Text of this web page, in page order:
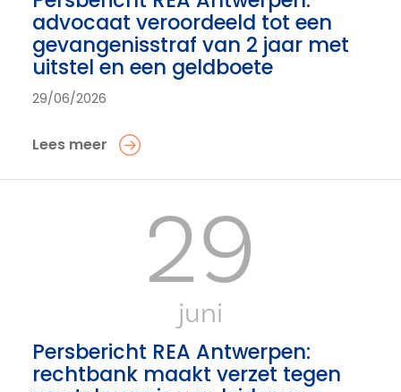
advocaat veroordeeld tot een
gevangenisstraf van 2 jaar met
uitstel en een geldboete
29/06/2026
Lees meer
29
juni
Persbericht REA Antwerpen:
rechtbank maakt verzet tegen